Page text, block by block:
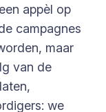
appèl op
campagnes
maar
van de
we